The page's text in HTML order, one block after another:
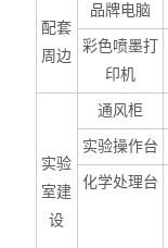
配套
周边
品牌电脑
彩色喷墨打
印机
实验
室建
设
通风柜
实验操作台
化学处理台